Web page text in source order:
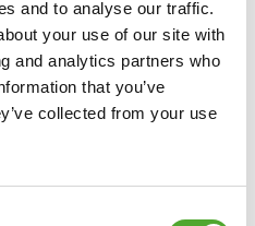
and to analyse our traffic.
your use of our site with
and analytics partners who
that you’ve
collected from your use